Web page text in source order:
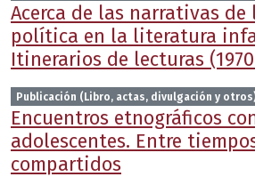
Acerca de las narrativas
política en la literatura
Itinerarios de lecturas
Publicación (Libro, actas, divulgación y
Encuentros etnográficos
adolescentes. Entre
compartidos